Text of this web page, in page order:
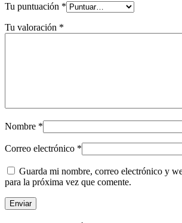
Tu puntuación *
Tu valoración *
Nombre *
Correo electrónico *
Guarda mi nombre, correo electrónico y
para la próxima vez que comente.